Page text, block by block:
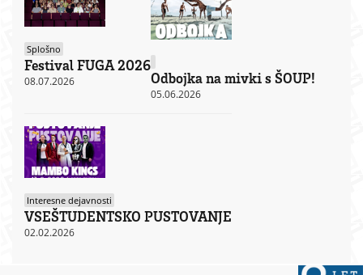
Splošno
Festival FUGA 2026
08.07.2026 Odbojka na mivki s ŠOUP!
05.06.2026
Interesne dejavnosti
VSEŠTUDENTSKO PUSTOVANJE
02.02.2026